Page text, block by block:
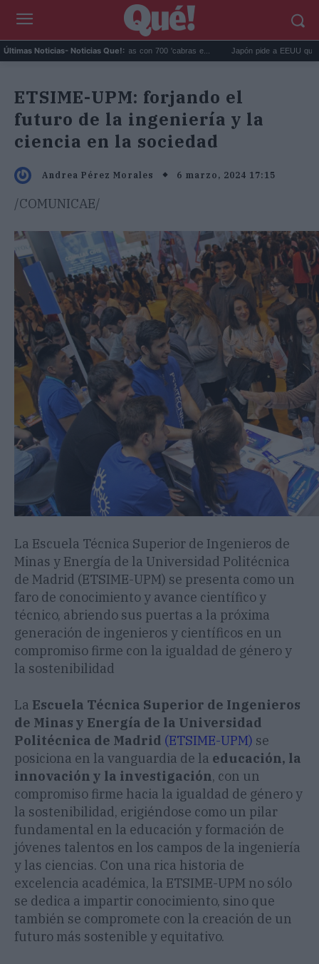
Últimas Noticias- Noticias Que!:
eliminó 140.000 cabras con 700 'cabras e... Japón pide a EEUU que deje de
ETSIME-UPM: forjando el
futuro de la ingeniería y la
ciencia en la sociedad
Andrea Pérez Morales 6 marzo, 2024 17:15
/COMUNICAE/
La Escuela Técnica Superior de Ingenieros de
Minas y Energía de la Universidad Politécnica
de Madrid (ETSIME-UPM) se presenta como un
faro de conocimiento y avance científico y
técnico, abriendo sus puertas a la próxima
generación de ingenieros y científicos en un
compromiso firme con la igualdad de género y
la sostenibilidad
La Escuela Técnica Superior de Ingenieros
de Minas y Energía de la Universidad
Politécnica de Madrid (ETSIME-UPM) se
posiciona en la vanguardia de la educación, la
innovación y la investigación, con un
compromiso firme hacia la igualdad de género y
la sostenibilidad, erigiéndose como un pilar
fundamental en la educación y formación de
jóvenes talentos en los campos de la ingeniería
y las ciencias. Con una rica historia de
excelencia académica, la ETSIME-UPM no sólo
se dedica a impartir conocimiento, sino que
también se compromete con la creación de un
futuro más sostenible y equitativo.